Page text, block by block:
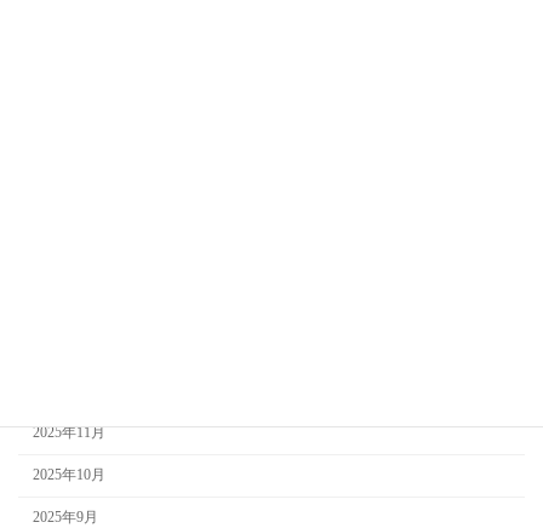
2025年11月
2025年10月
2025年9月